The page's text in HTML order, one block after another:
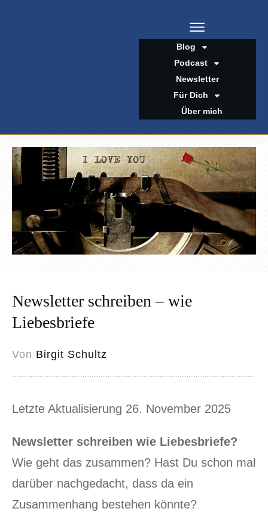
Blog
Podcast
Newsletter
Für Dich
Über mich
Newsletter schreiben – wie
Liebesbriefe
Von Birgit Schultz
Letzte Aktualisierung 26. November 2025
Newsletter schreiben wie Liebesbriefe?
Wie geht das zusammen? Hast Du schon mal
darüber nachgedacht, dass da ein
Zusammenhang bestehen könnte?